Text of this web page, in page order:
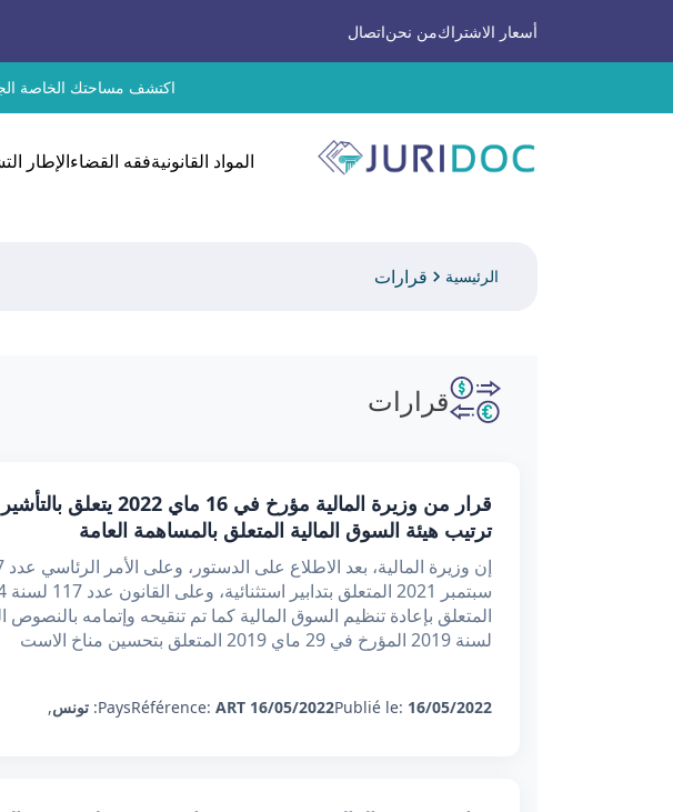
أسعار الاشتراكمن نحناتصال
اكتشف مساحتك الخاصة
المواد القانونيةفقه القضاءالإطار
الرئيسية قرارات
قرارات
قرار من وزيرة المالية
ترتيب هيئة السوق المالية المتعلق بالمساهمة العامة
لسنة 2019 المؤرخ في 29 ماي 2019 المتعلق بتحسين مناخ الاست
Publié le: 16/05/2022
Référence: ART 16/05/2022
Pays: تونس,